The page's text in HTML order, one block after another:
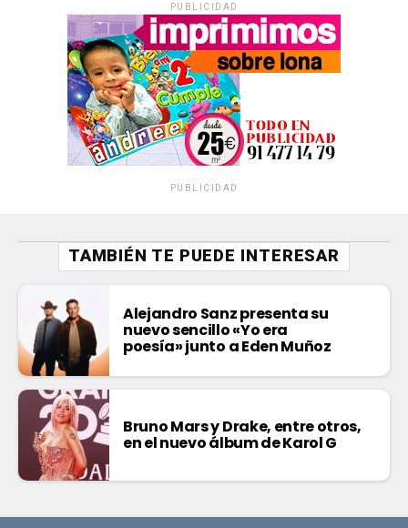
PUBLICIDAD
PUBLICIDAD
TAMBIÉN TE PUEDE INTERESAR
Alejandro Sanz presenta su
nuevo sencillo «Yo era
poesía» junto a Eden Muñoz
Bruno Mars y Drake, entre otros,
en el nuevo álbum de Karol G